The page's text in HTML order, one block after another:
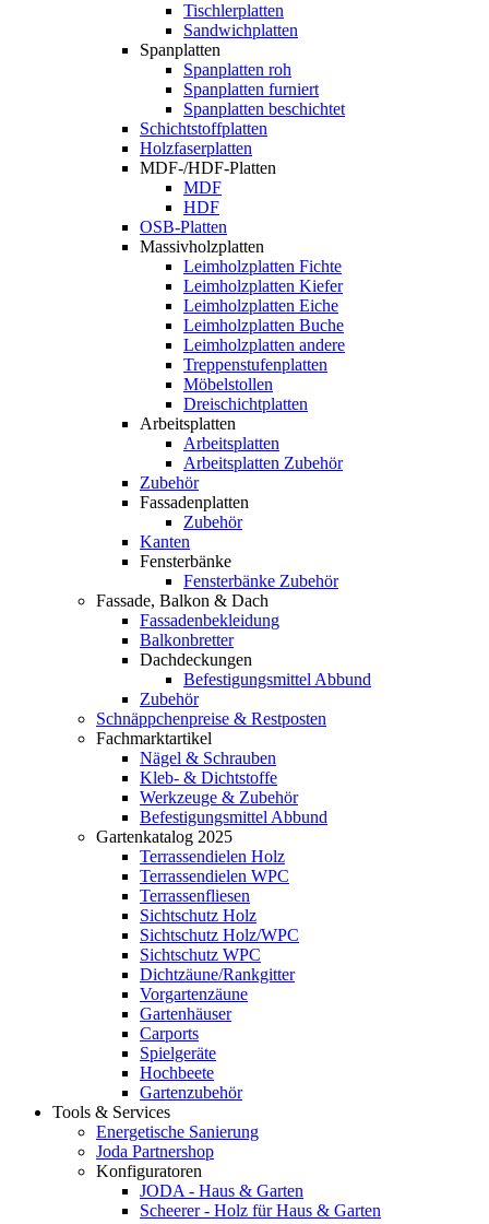
Tischlerplatten
Sandwichplatten
Spanplatten
Spanplatten roh
Spanplatten furniert
Spanplatten beschichtet
Schichtstoffplatten
Holzfaserplatten
MDF-/HDF-Platten
MDF
HDF
OSB-Platten
Massivholzplatten
Leimholzplatten Fichte
Leimholzplatten Kiefer
Leimholzplatten Eiche
Leimholzplatten Buche
Leimholzplatten andere
Treppenstufenplatten
Möbelstollen
Dreischichtplatten
Arbeitsplatten
Arbeitsplatten
Arbeitsplatten Zubehör
Zubehör
Fassadenplatten
Zubehör
Kanten
Fensterbänke
Fensterbänke Zubehör
Fassade, Balkon & Dach
Fassadenbekleidung
Balkonbretter
Dachdeckungen
Befestigungsmittel Abbund
Zubehör
Schnäppchenpreise & Restposten
Fachmarktartikel
Nägel & Schrauben
Kleb- & Dichtstoffe
Werkzeuge & Zubehör
Befestigungsmittel Abbund
Gartenkatalog 2025
Terrassendielen Holz
Terrassendielen WPC
Terrassenfliesen
Sichtschutz Holz
Sichtschutz Holz/WPC
Sichtschutz WPC
Dichtzäune/Rankgitter
Vorgartenzäune
Gartenhäuser
Carports
Spielgeräte
Hochbeete
Gartenzubehör
Tools & Services
Energetische Sanierung
Joda Partnershop
Konfiguratoren
JODA - Haus & Garten
Scheerer - Holz für Haus & Garten